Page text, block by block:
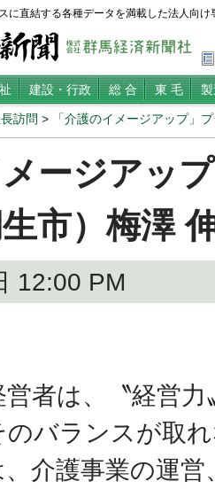
直結する各種データを満載した法人向け
建設・行政 総 合 東 毛
訪問 > 「介護のイメージアップ」
メージアッ
市）梅澤
12:00 PM
者は、〝経営力
のバランスが取
介護事業の運